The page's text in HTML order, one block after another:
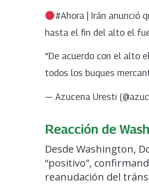
#Ahora | Irán anunció
hasta el fin del alto el
“De acuerdo con el alto
todos los buques
— Azucena Uresti
Reacción de
Desde Washington,
“positivo”,
reanudación del